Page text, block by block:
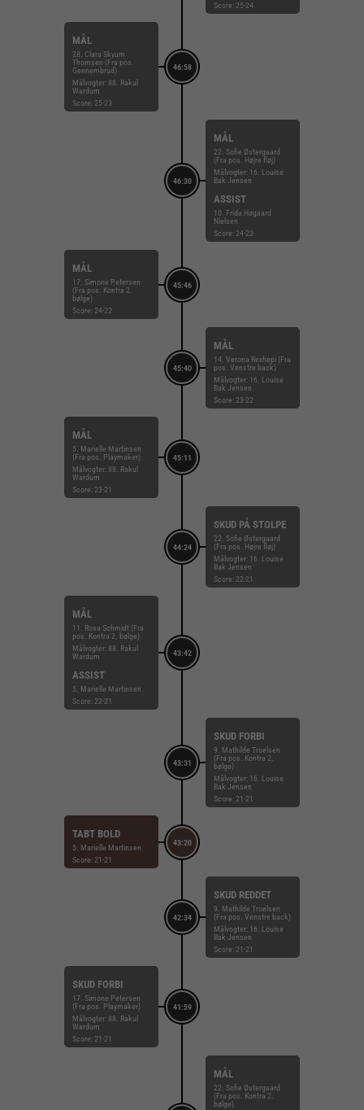
Score: 25-24
46:58
MÅL
28. Clara Skyum
Thomsen (Fra pos.
Gennembrud)
Målvogter: 88. Rakul
Wardum
Score: 25-23
46:30
MÅL
22. Sofie Østergaard
(Fra pos. Højre fløj)
Målvogter: 16. Louise
Bak Jensen
ASSIST
10. Frida Høgaard
Nielsen
Score: 24-23
45:46
MÅL
17. Simone Petersen
(Fra pos. Kontra 2.
bølge)
Score: 24-22
45:40
MÅL
14. Verona Rexhepi (Fra
pos. Venstre back)
Målvogter: 16. Louise
Bak Jensen
Score: 23-22
45:11
MÅL
5. Marielle Martinsen
(Fra pos. Playmaker)
Målvogter: 88. Rakul
Wardum
Score: 23-21
44:24
SKUD PÅ STOLPE
22. Sofie Østergaard
(Fra pos. Højre fløj)
Målvogter: 16. Louise
Bak Jensen
Score: 22-21
43:42
MÅL
11. Rosa Schmidt (Fra
pos. Kontra 2. bølge)
Målvogter: 88. Rakul
Wardum
ASSIST
5. Marielle Martinsen
Score: 22-21
43:31
SKUD FORBI
9. Mathilde Troelsen
(Fra pos. Kontra 2.
bølge)
Målvogter: 16. Louise
Bak Jensen
Score: 21-21
43:20
TABT BOLD
5. Marielle Martinsen
Score: 21-21
42:34
SKUD REDDET
9. Mathilde Troelsen
(Fra pos. Venstre back)
Målvogter: 16. Louise
Bak Jensen
Score: 21-21
41:59
SKUD FORBI
17. Simone Petersen
(Fra pos. Playmaker)
Målvogter: 88. Rakul
Wardum
Score: 21-21
MÅL
22. Sofie Østergaard
(Fra pos. Kontra 2.
bølge)